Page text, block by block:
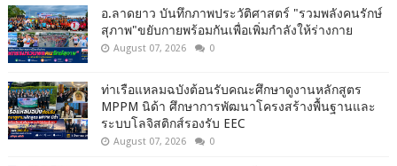
อ.ลาดยาว บันทึกภาพประวัติศาสตร์ "รวมพลังคนรักษ์
สุภาพ"ขยับกายพร้อมกันเพื่อเพิ่มกำลังให้ร่างกาย
August 07, 2026 0
ท่าเรือแหลมฉบังต้อนรับคณะศึกษาดูงานหลักสูตร
MPPM นิด้า ศึกษาการพัฒนาโครงสร้างพื้นฐานและ
ระบบโลจิสติกส์รองรับ EEC
August 07, 2026 0